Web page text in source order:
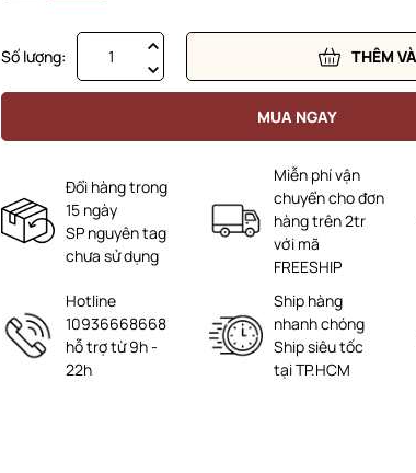
Số lượng: THÊM
MUA NGAY
Đổi hàng trong
15 ngày
SP nguyên tag
chưa sử dụng
Miễn phí vận
chuyển cho đơn
hàng trên 2tr
với mã
FREESHIP
Hotline
10936668668
hỗ trợ từ 9h -
22h
Ship hàng
nhanh chóng
Ship siêu tốc
tại TP.HCM